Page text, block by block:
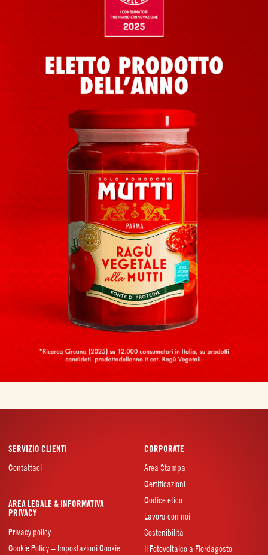
SERVIZIO CLIENTI
Contattaci
CORPORATE
Area Stampa
Certificazioni
Codice etico
Lavora con noi
Sostenibilità
Il Fotovoltaico a Fiordagosto
AREA LEGALE & INFORMATIVA
PRIVACY
Privacy policy
Cookie Policy – Impostazioni Cookie